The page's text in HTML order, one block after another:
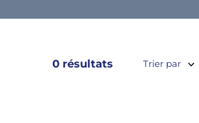
0 résultats Trier par